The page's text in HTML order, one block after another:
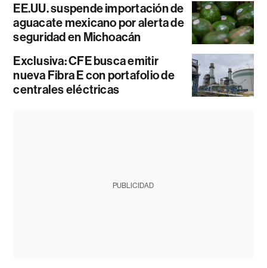
EE.UU. suspende importación de
aguacate mexicano por alerta de
seguridad en Michoacán
Exclusiva: CFE busca emitir
nueva Fibra E con portafolio de
centrales eléctricas
PUBLICIDAD